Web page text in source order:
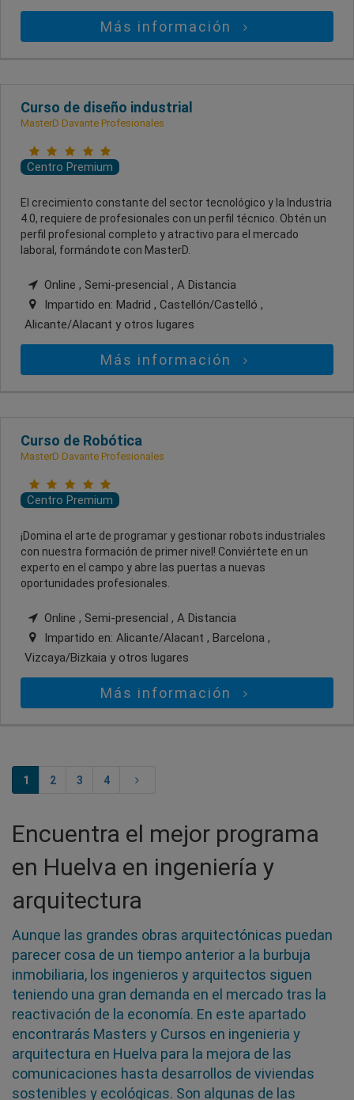
Más información
Curso de diseño industrial
MasterD Davante Profesionales
Centro Premium
El crecimiento constante del sector tecnológico y la Industria
4.0, requiere de profesionales con un perfil técnico. Obtén un
perfil profesional completo y atractivo para el mercado
laboral, formándote con MasterD.
Online , Semi-presencial , A Distancia
Impartido en: Madrid , Castellón/Castelló ,
Alicante/Alacant y otros lugares
Más información
Curso de Robótica
MasterD Davante Profesionales
Centro Premium
¡Domina el arte de programar y gestionar robots industriales
con nuestra formación de primer nivel! Conviértete en un
experto en el campo y abre las puertas a nuevas
oportunidades profesionales.
Online , Semi-presencial , A Distancia
Impartido en: Alicante/Alacant , Barcelona ,
Vizcaya/Bizkaia y otros lugares
Más información
1 2 3 4
Encuentra el mejor programa
en Huelva en ingeniería y
arquitectura
Aunque las grandes obras arquitectónicas puedan
parecer cosa de un tiempo anterior a la burbuja
inmobiliaria, los ingenieros y arquitectos siguen
teniendo una gran demanda en el mercado tras la
reactivación de la economía. En este apartado
encontrarás Masters y Cursos en ingenieria y
arquitectura en Huelva para la mejora de las
comunicaciones hasta desarrollos de viviendas
sostenibles y ecológicas. Son algunas de las